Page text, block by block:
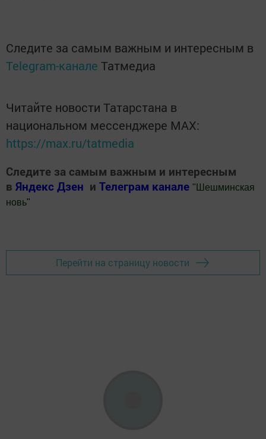
Следите за самым важным и интересным в
Telegram-канале Татмедиа
Читайте новости Татарстана в
национальном мессенджере MАХ:
https://max.ru/tatmedia
Следите за самым важным и интересным
в Яндекс Дзен и Телеграм канале " Шешминская
новь"
Перейти на страницу новости